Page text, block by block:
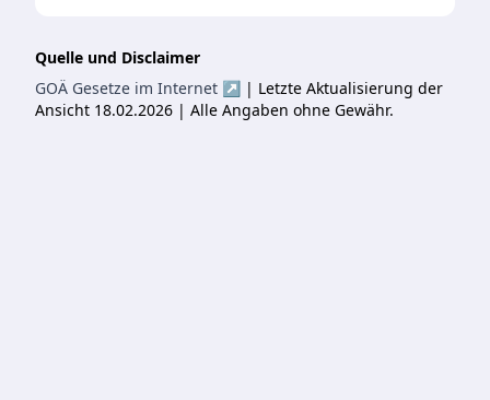
Quelle und Disclaimer
GOÄ Gesetze im Internet ↗ | Letzte Aktualisierung der
Ansicht 18.02.2026 | Alle Angaben ohne Gewähr.